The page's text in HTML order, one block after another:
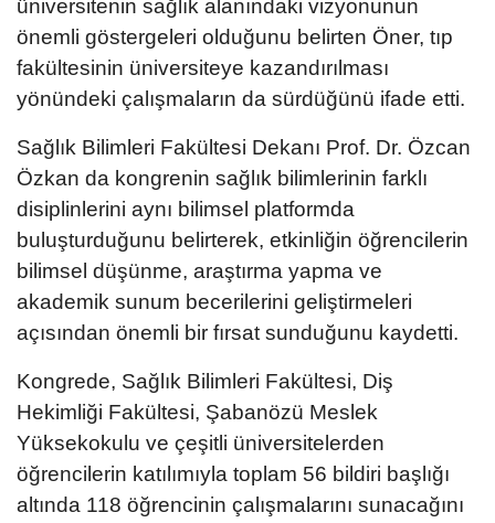
üniversitenin sağlık alanındaki vizyonunun
önemli göstergeleri olduğunu belirten Öner, tıp
fakültesinin üniversiteye kazandırılması
yönündeki çalışmaların da sürdüğünü ifade etti.
Sağlık Bilimleri Fakültesi Dekanı Prof. Dr. Özcan
Özkan da kongrenin sağlık bilimlerinin farklı
disiplinlerini aynı bilimsel platformda
buluşturduğunu belirterek, etkinliğin öğrencilerin
bilimsel düşünme, araştırma yapma ve
akademik sunum becerilerini geliştirmeleri
açısından önemli bir fırsat sunduğunu kaydetti.
Kongrede, Sağlık Bilimleri Fakültesi, Diş
Hekimliği Fakültesi, Şabanözü Meslek
Yüksekokulu ve çeşitli üniversitelerden
öğrencilerin katılımıyla toplam 56 bildiri başlığı
altında 118 öğrencinin çalışmalarını sunacağını